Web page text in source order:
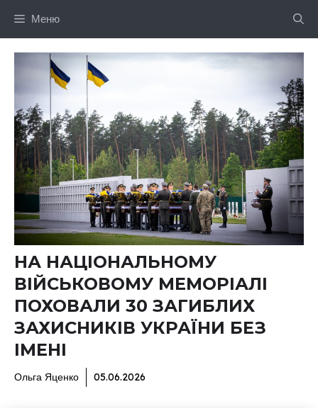
Меню
НА НАЦІОНАЛЬНОМУ
ВІЙСЬКОВОМУ МЕМОРІАЛІ
ПОХОВАЛИ 30 ЗАГИБЛИХ
ЗАХИСНИКІВ УКРАЇНИ БЕЗ
ІМЕНІ
Ольга Яценко 05.06.2026